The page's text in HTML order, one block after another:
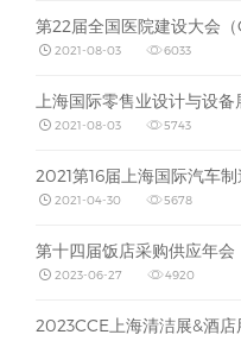
第22届全国医院建设大会（
2021-08-03 6033
上海国际零售业设计与设备
2021-08-03 5743
2021第16届上海国际汽车
2021-04-30 5678
第十四届饭店采购供应年会
2023-06-27 4920
2023CCE上海清洁展&酒店